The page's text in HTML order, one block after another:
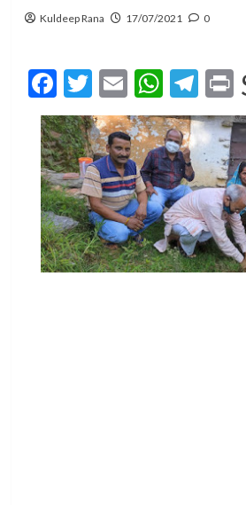
Kuldeep Rana 17/07/2021 0
Facebook
Twitter
Email